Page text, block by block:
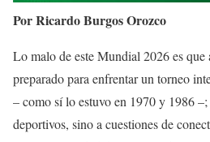
Por Ricardo Burgos Orozco
Lo malo de este Mundial 2026 es
preparado para enfrentar un torneo
– como sí lo estuvo en 1970 y 1986
deportivos, sino a cuestiones de